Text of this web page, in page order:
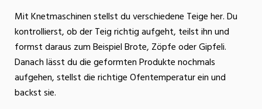
Mit Knetmaschinen stellst du verschiedene Teige her. Du
kontrollierst, ob der Teig richtig aufgeht, teilst ihn und
formst daraus zum Beispiel Brote, Zöpfe oder Gipfeli.
Danach lässt du die geformten Produkte nochmals
aufgehen, stellst die richtige Ofentemperatur ein und
backst sie.